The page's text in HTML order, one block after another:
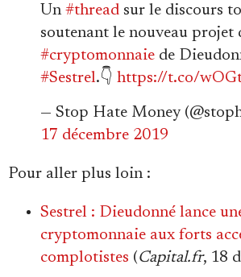
Un #thread sur le discours
soutenant le nouveau projet
#cryptomonnaie de
#Sestrel.👇 https://t.co/
— Stop Hate Money
17 décembre 2019
Pour aller plus loin :
Sestrel : Dieudonné lance
cryptomonnaie aux forts
complotistes (Capital.fr, 18